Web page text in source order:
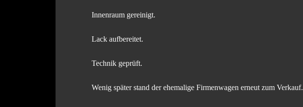
Innenraum gereinigt.
Lack aufbereitet.
Technik geprüft.
Wenig später stand der ehemalige Firmenwagen erneut zum Verkauf.